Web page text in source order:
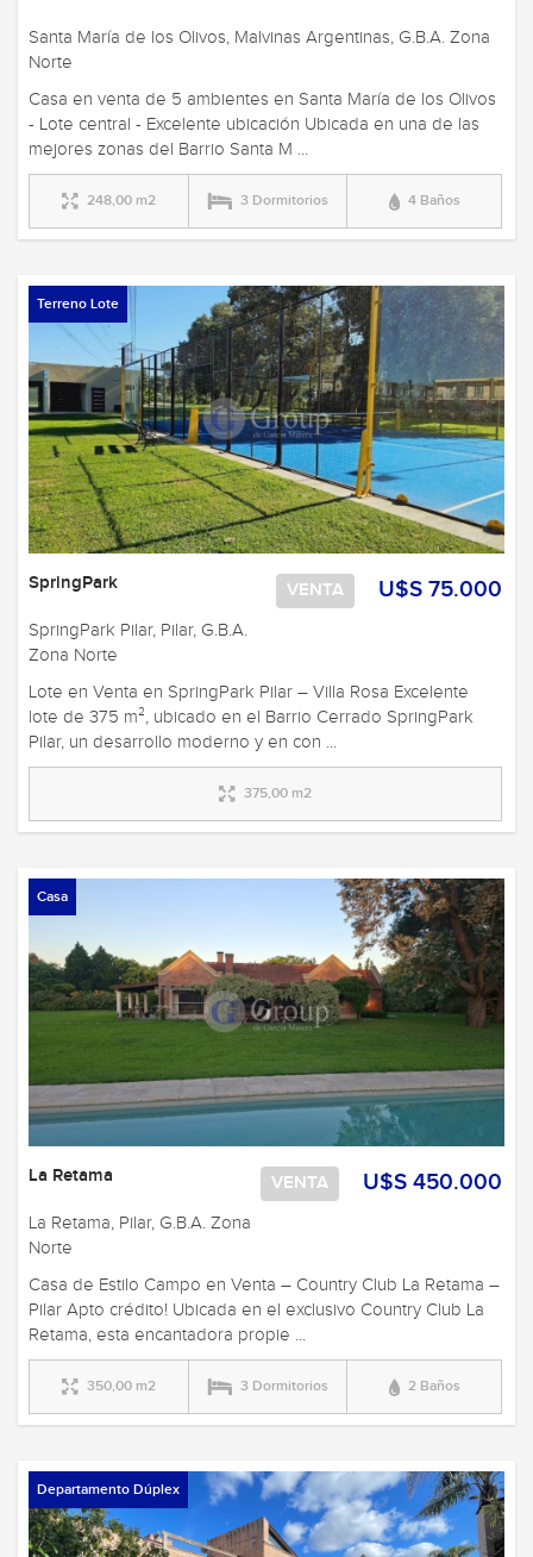
Santa María de los Olivos, Malvinas Argentinas, G.B.A. Zona
Norte
Casa en venta de 5 ambientes en Santa María de los Olivos
- Lote central - Excelente ubicación Ubicada en una de las
mejores zonas del Barrio Santa M ...
248,00 m2 3 Dormitorios 4 Baños
Terreno Lote
U$S 75.000
VENTA
SpringPark
SpringPark Pilar, Pilar, G.B.A.
Zona Norte
Lote en Venta en SpringPark Pilar – Villa Rosa Excelente
lote de 375 m², ubicado en el Barrio Cerrado SpringPark
Pilar, un desarrollo moderno y en con ...
375,00 m2
Casa
U$S 450.000
VENTA
La Retama
La Retama, Pilar, G.B.A. Zona
Norte
Casa de Estilo Campo en Venta – Country Club La Retama –
Pilar Apto crédito! Ubicada en el exclusivo Country Club La
Retama, esta encantadora propie ...
350,00 m2 3 Dormitorios 2 Baños
Departamento Dúplex